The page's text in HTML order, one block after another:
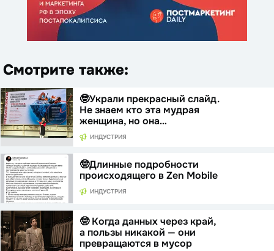
Смотрите также:
🤓Украли прекрасный слайд.
Не знаем кто эта мудрая
женщина, но она…
ИНДУСТРИЯ
🤓Длинные подробности
происходящего в Zen Mobile
ИНДУСТРИЯ
🤓 Когда данных через край,
а пользы никакой — они
превращаются в мусор